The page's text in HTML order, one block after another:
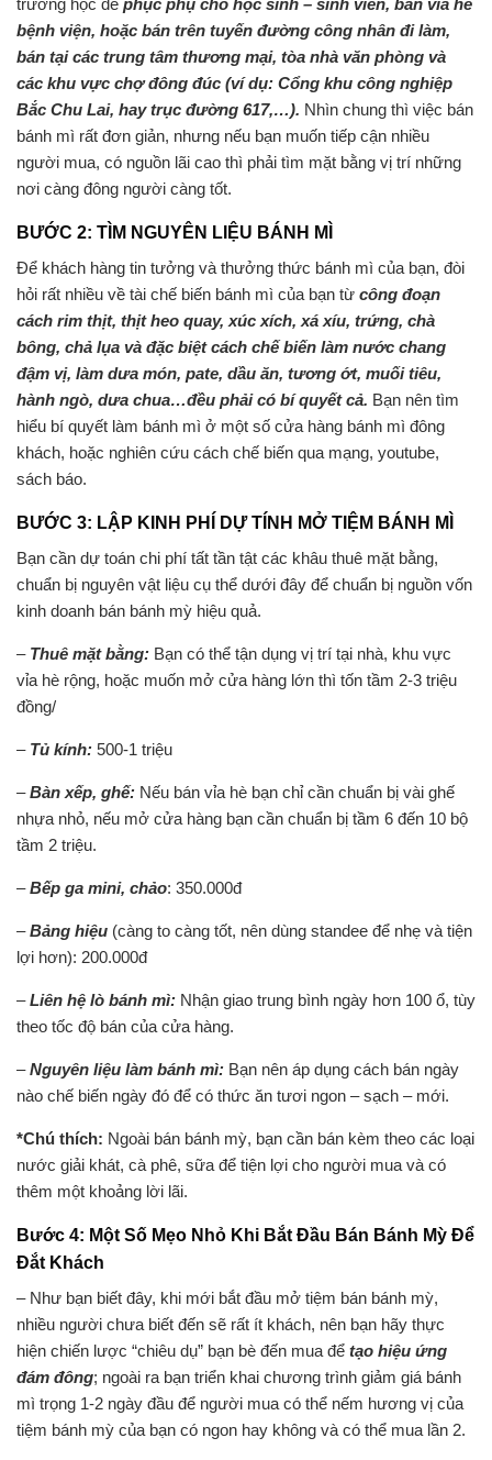
trường học để phục phụ cho học sinh – sinh viên, bán vỉa hè
bệnh viện, hoặc bán trên tuyến đường công nhân đi làm,
bán tại các trung tâm thương mại, tòa nhà văn phòng và
các khu vực chợ đông đúc (ví dụ: Cổng khu công nghiệp
Bắc Chu Lai, hay trục đường 617,…). Nhìn chung thì việc bán
bánh mì rất đơn giản, nhưng nếu bạn muốn tiếp cận nhiều
người mua, có nguồn lãi cao thì phải tìm mặt bằng vị trí những
nơi càng đông người càng tốt.
BƯỚC 2: TÌM NGUYÊN LIỆU BÁNH MÌ
Để khách hàng tin tưởng và thưởng thức bánh mì của bạn, đòi
hỏi rất nhiều về tài chế biến bánh mì của bạn từ công đoạn
cách rim thịt, thịt heo quay, xúc xích, xá xíu, trứng, chà
bông, chả lụa và đặc biệt cách chế biến làm nước chang
đậm vị, làm dưa món, pate, dầu ăn, tương ớt, muối tiêu,
hành ngò, dưa chua…đều phải có bí quyết cả. Bạn nên tìm
hiểu bí quyết làm bánh mì ở một số cửa hàng bánh mì đông
khách, hoặc nghiên cứu cách chế biến qua mạng, youtube,
sách báo.
BƯỚC 3: LẬP KINH PHÍ DỰ TÍNH MỞ TIỆM BÁNH MÌ
Bạn cần dự toán chi phí tất tần tật các khâu thuê mặt bằng,
chuẩn bị nguyên vật liệu cụ thể dưới đây để chuẩn bị nguồn vốn
kinh doanh bán bánh mỳ hiệu quả.
–Thuê mặt bằng: Bạn có thể tận dụng vị trí tại nhà, khu vực
vỉa hè rộng, hoặc muốn mở cửa hàng lớn thì tốn tầm 2-3 triệu
đồng/
– Tủ kính: 500-1 triệu
–Bàn xếp, ghế: Nếu bán vỉa hè bạn chỉ cần chuẩn bị vài ghế
nhựa nhỏ, nếu mở cửa hàng bạn cần chuẩn bị tầm 6 đến 10 bộ
tầm 2 triệu.
–Bếp ga mini, chảo: 350.000đ
–Bảng hiệu (càng to càng tốt, nên dùng standee để nhẹ và tiện
lợi hơn): 200.000đ
–Liên hệ lò bánh mì: Nhận giao trung bình ngày hơn 100 ổ, tùy
theo tốc độ bán của cửa hàng.
–Nguyên liệu làm bánh mì: Bạn nên áp dụng cách bán ngày
nào chế biến ngày đó để có thức ăn tươi ngon – sạch – mới.
*Chú thích: Ngoài bán bánh mỳ, bạn cần bán kèm theo các loại
nước giải khát, cà phê, sữa để tiện lợi cho người mua và có
thêm một khoảng lời lãi.
Bước 4: Một Số Mẹo Nhỏ Khi Bắt Đầu Bán Bánh Mỳ Để
Đắt Khách
– Như bạn biết đây, khi mới bắt đầu mở tiệm bán bánh mỳ,
nhiều người chưa biết đến sẽ rất ít khách, nên bạn hãy thực
hiện chiến lược “chiêu dụ” bạn bè đến mua để tạo hiệu ứng
đám đông; ngoài ra bạn triển khai chương trình giảm giá bánh
mì trọng 1-2 ngày đầu để người mua có thể nếm hương vị của
tiệm bánh mỳ của bạn có ngon hay không và có thể mua lần 2.